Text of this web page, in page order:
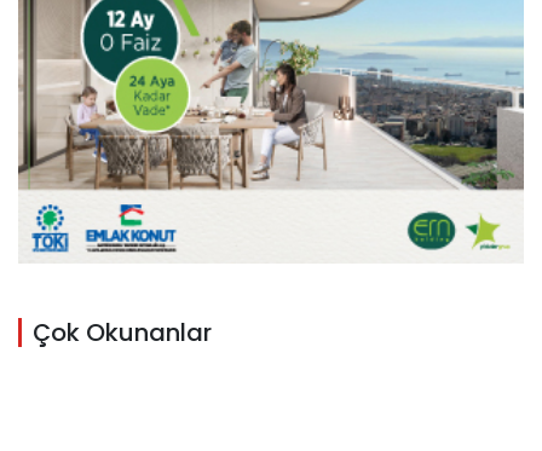
Çok Okunanlar